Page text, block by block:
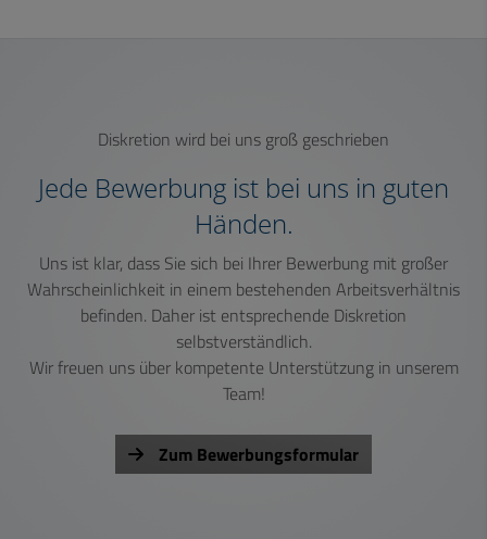
Diskretion wird bei uns groß geschrieben
Jede Bewerbung ist bei uns in guten
Händen.
Uns ist klar, dass Sie sich bei Ihrer Bewerbung mit großer
Wahrscheinlichkeit in einem bestehenden Arbeitsverhältnis
befinden. Daher ist entsprechende Diskretion
selbstverständlich.
Wir freuen uns über kompetente Unterstützung in unserem
Team!
Zum Bewerbungsformular